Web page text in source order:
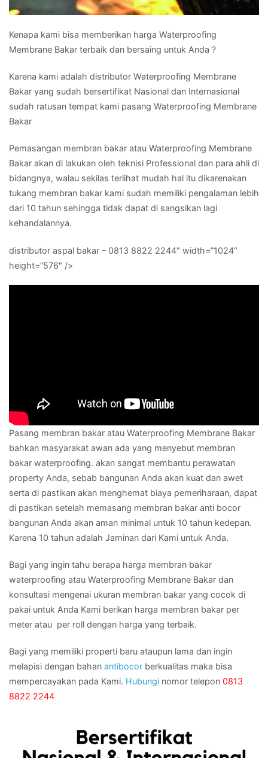
Kenapa kami bisa memberikan harga Waterproofing
Membrane Bakar terbaik dan bersaing untuk Anda ?
Karena kami adalah distributor Waterproofing Membrane
Bakar yang sudah bersertifikat Nasional dan Internasional
sudah ratusan tempat kami pasang Waterproofing Membrane
Bakar
Pemasangan membran bakar atau Waterproofing Membrane
Bakar akan di lakukan oleh teknisi Professional dan para ahli di
bidangnya, walau sekilas terlihat mudah hal itu dikarenakan
tukang membran bakar kami sudah memiliki pengalaman lebih
dari 10 tahun sehingga tidak dapat di sangsikan lagi
kehandalannya.
distributor aspal bakar – 0813 8822 2244″ width=”1024″
height=”576″ />
Pasang membran bakar atau Waterproofing Membrane Bakar
bahkan masyarakat awan ada yang menyebut membran
bakar waterproofing. akan sangat membantu perawatan
property Anda, sebab bangunan Anda akan kuat dan awet
serta di pastikan akan menghemat biaya pemeriharaan, dapat
di pastikan setelah memasang membran bakar anti bocor
bangunan Anda akan aman minimal untuk 10 tahun kedepan.
Karena 10 tahun adalah Jaminan dari Kami untuk Anda.
Bagi yang ingin tahu berapa harga membran bakar
waterproofing atau Waterproofing Membrane Bakar dan
konsultasi mengenai ukuran membran bakar yang cocok di
pakai untuk Anda Kami berikan harga membran bakar per
meter atau per roll dengan harga yang terbaik.
Bagi yang memiliki properti baru ataupun lama dan ingin
melapisi dengan bahan antibocor berkualitas maka bisa
mempercayakan pada Kami. Hubungi nomor telepon 0813
8822 2244